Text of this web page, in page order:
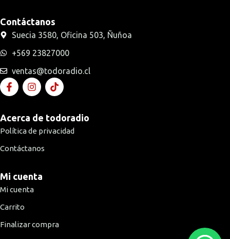
Contáctanos
Suecia 3580, Oficina 503, Ñuñoa
+569 23827000
ventas@todoradio.cl
Acerca de todoradio
Política de privacidad
Contáctanos
Mi cuenta
Mi cuenta
Carrito
Finalizar compra